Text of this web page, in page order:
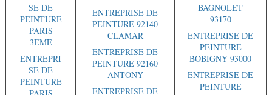
SE DE
PEINTURE
PARIS
3EME
ENTREPRI
SE DE
PEINTURE
ENTREPRISE DE
PEINTURE 92140
CLAMAR
ENTREPRISE DE
PEINTURE 92160
ANTONY
ENTREPRISE DE
BAGNOLET
93170
ENTREPRISE DE
PEINTURE
BOBIGNY 93000
ENTREPRISE DE
PEINTURE